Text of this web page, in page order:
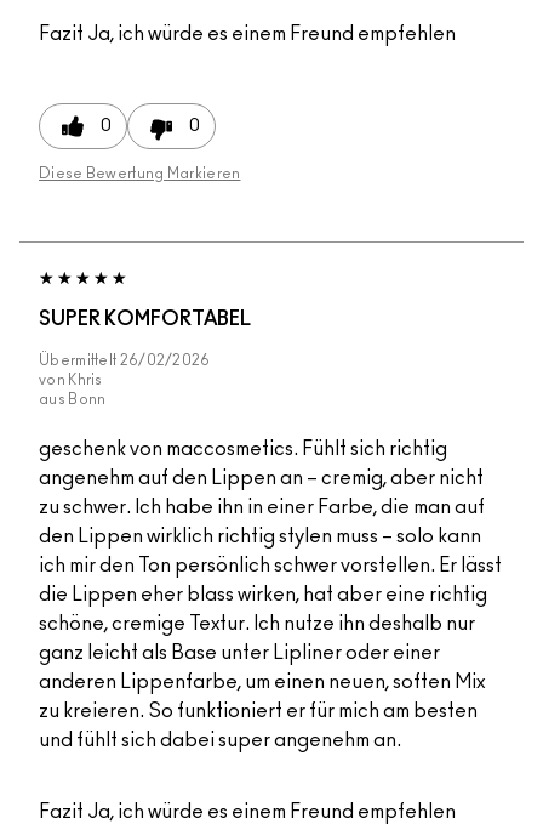
Fazit Ja, ich würde es einem Freund empfehlen
0 0
Diese Bewertung Markieren
SUPER KOMFORTABEL
Übermittelt 26/02/2026
von Khris
aus Bonn
geschenk von maccosmetics. Fühlt sich richtig
angenehm auf den Lippen an – cremig, aber nicht
zu schwer. Ich habe ihn in einer Farbe, die man auf
den Lippen wirklich richtig stylen muss – solo kann
ich mir den Ton persönlich schwer vorstellen. Er lässt
die Lippen eher blass wirken, hat aber eine richtig
schöne, cremige Textur. Ich nutze ihn deshalb nur
ganz leicht als Base unter Lipliner oder einer
anderen Lippenfarbe, um einen neuen, soften Mix
zu kreieren. So funktioniert er für mich am besten
und fühlt sich dabei super angenehm an.
Fazit Ja, ich würde es einem Freund empfehlen